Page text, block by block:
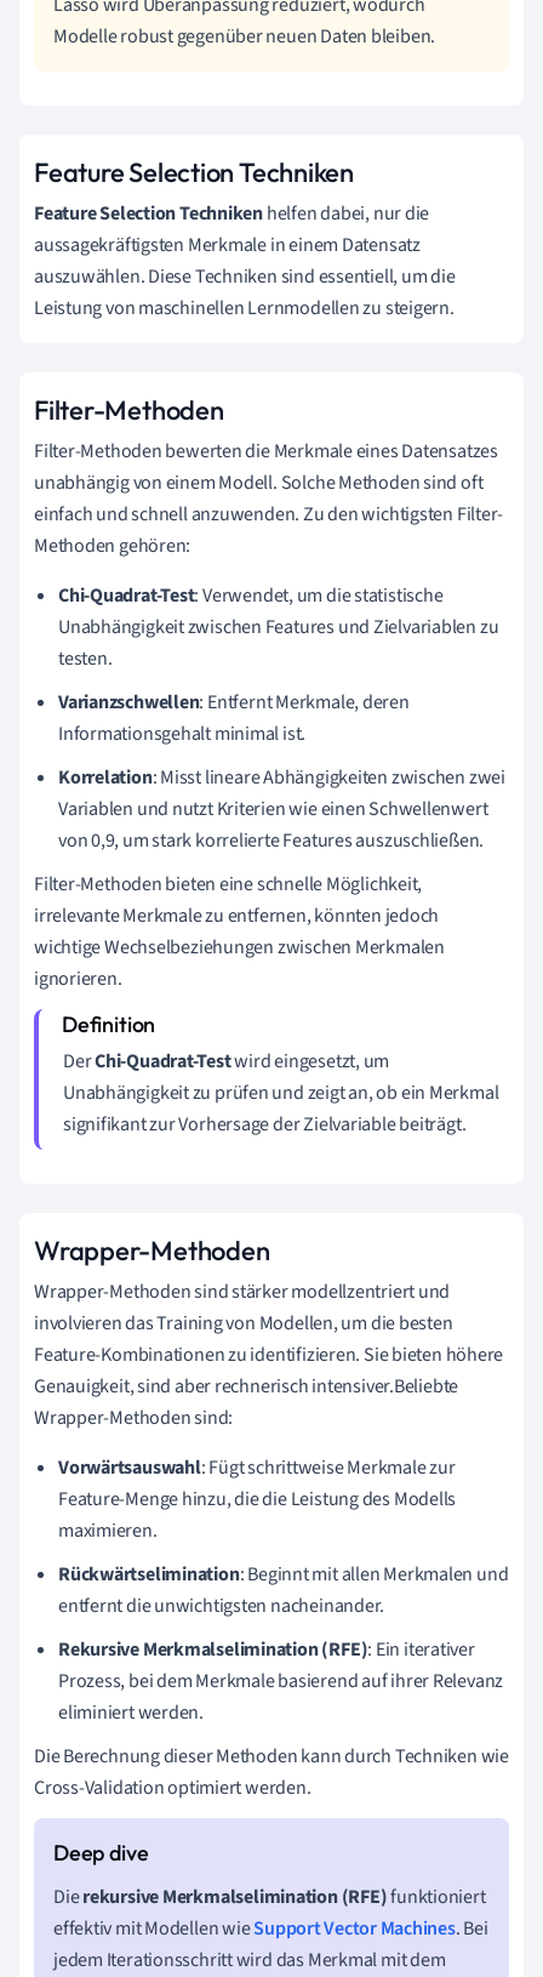
Modelle robust gegenüber neuen Daten bleiben.
Feature Selection Techniken
Feature Selection Technikenhelfen dabei, nur die
aussagekräftigsten Merkmale in einem Datensatz
auszuwählen. Diese Techniken sind essentiell, um die
Leistung von maschinellen Lernmodellen zu steigern.
Filter-Methoden
Filter-Methoden bewerten die Merkmale eines Datensatzes
unabhängig von einem Modell. Solche Methoden sind oft
einfach und schnell anzuwenden. Zu den wichtigsten Filter-
Methoden gehören:
Chi-Quadrat-Test: Verwendet, um die statistische
Unabhängigkeit zwischen Features und Zielvariablen zu
testen.
Varianzschwellen: Entfernt Merkmale, deren
Informationsgehalt minimal ist.
Korrelation: Misst lineare Abhängigkeiten zwischen zwei
Variablen und nutzt Kriterien wie einen Schwellenwert
von 0,9, um stark korrelierte Features auszuschließen.
Filter-Methoden bieten eine schnelle Möglichkeit,
irrelevante Merkmale zu entfernen, könnten jedoch
wichtige Wechselbeziehungen zwischen Merkmalen
ignorieren.
DerChi-Quadrat-Testwird eingesetzt, um
Unabhängigkeit zu prüfen und zeigt an, ob ein Merkmal
signifikant zur Vorhersage der Zielvariable beiträgt.
Wrapper-Methoden
Wrapper-Methoden sind stärker modellzentriert und
involvieren das Training von Modellen, um die besten
Feature-Kombinationen zu identifizieren. Sie bieten höhere
Genauigkeit, sind aber rechnerisch intensiver.Beliebte
Wrapper-Methoden sind:
Vorwärtsauswahl: Fügt schrittweise Merkmale zur
Feature-Menge hinzu, die die Leistung des Modells
maximieren.
Rückwärtselimination: Beginnt mit allen Merkmalen und
entfernt die unwichtigsten nacheinander.
Rekursive Merkmalselimination (RFE): Ein iterativer
Prozess, bei dem Merkmale basierend auf ihrer Relevanz
eliminiert werden.
Die Berechnung dieser Methoden kann durch Techniken wie
Cross-Validation optimiert werden.
Dierekursive Merkmalselimination (RFE)funktioniert
effektiv mit Modellen wieSupport Vector Machines. Bei
jedem Iterationsschritt wird das Merkmal mit dem